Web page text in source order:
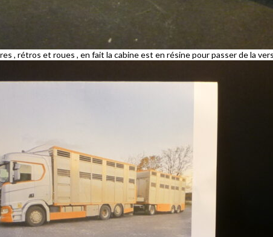
, rétros et roues , en fait la cabine est en résine pour passer de la